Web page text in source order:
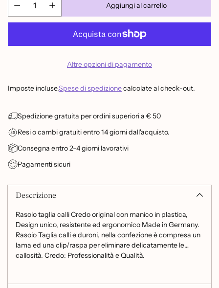
Aggiungi al carrello
Altre opzioni di pagamento
Imposte incluse.Spese di spedizionecalcolate al check-out.
Spedizione gratuita per ordini superiori a € 50
Resi o cambi gratuiti entro 14 giorni dall'acquisto.
Consegna entro 2-4 giorni lavorativi
Pagamenti sicuri
Descrizione
Rasoio taglia calli Credo original con manico in plastica,
Design unico, resistente ed ergonomico Made in Germany.
Rasoio Taglia calli e duroni, nella confezione è compresa un
lama ed una clip/raspa per eliminare delicatamente le
callosità. Credo: Professionalità e Qualità.